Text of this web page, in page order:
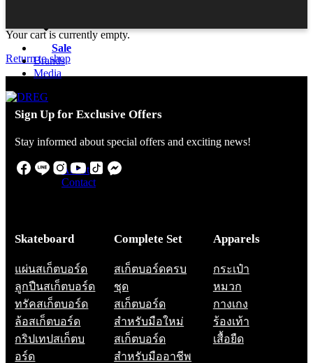
Sale
Brands
Media
About
Contact
Your cart is currently empty.
Return to shop
Sign Up for Exclusive Offers
Stay informed about special offers and exciting news!
Skateboard
แผ่นสเก็ตบอร์ด
ลูกปืนสเก็ตบอร์ด
ทรัคสเก็ตบอร์ด
ล้อสเก็ตบอร์ด
กริปเทปสเก็ตบ
อร์ด
Complete Set
สเก็ตบอร์ดครบ
ชุด
สเก็ตบอร์ด
สำหรับมือใหม่
สเก็ตบอร์ด
สำหรับมืออาชีพ
Apparels
กระเป๋า
หมวก
กางเกง
ร้องเท้า
เสื้อยืด